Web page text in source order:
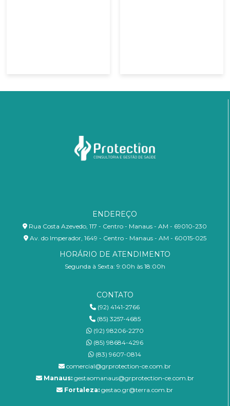
ENDEREÇO
Rua Costa Azevedo, 117 - Centro - Manaus - AM - 69010-230
Av. do Imperador, 1649 - Centro - Manaus - AM - 60015-025
HORÁRIO DE ATENDIMENTO
Segunda à Sexta: 9:00h às 18:00h
CONTATO
(92) 4141-2766
(85) 3257-4685
(92) 98206-2270
(85) 98684-4296
(83) 9607-0814
comercial@grprotection-ce.com.br
Manaus:gestaomanaus@grprotection-ce.com.br
Fortaleza: gestao.gr@terra.com.br